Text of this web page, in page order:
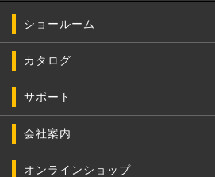
ショールーム
カタログ
サポート
会社案内
オンラインショップ